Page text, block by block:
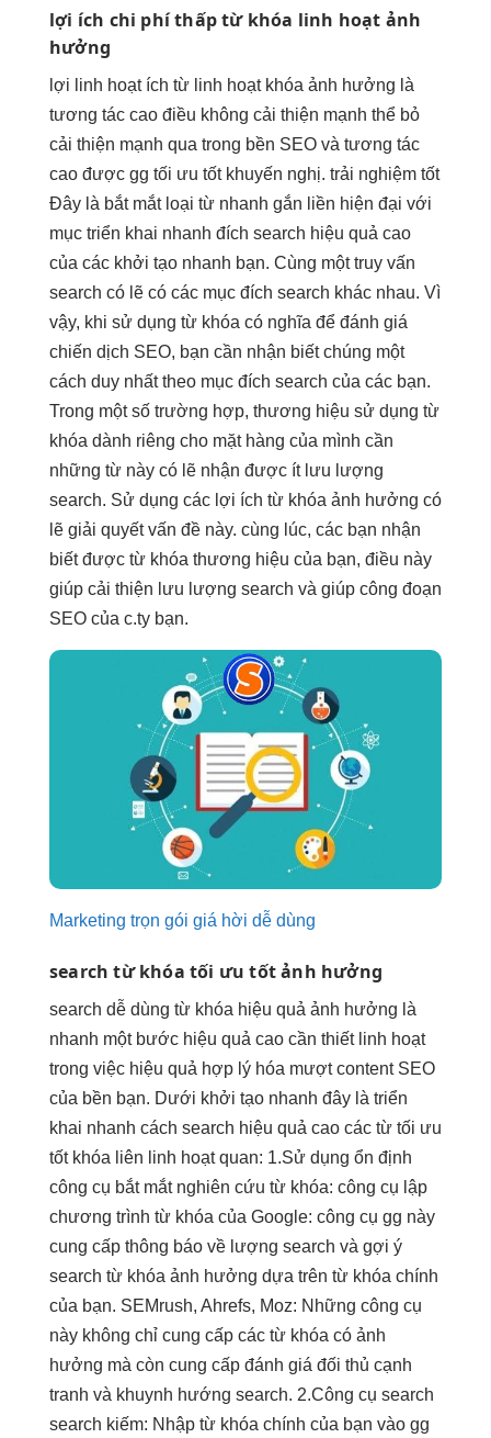
lợi ích chi phí thấptừ khóa linh hoạt ảnh
hưởng
lợi linh hoạtích từ linh hoạtkhóa ảnh hưởng là
tương tác cao điều không cải thiện mạnh thể bỏ
cải thiện mạnh qua trong bền SEO và tương tác
cao được gg tối ưu tốtkhuyến nghị. trải nghiệm tốt
Đây là bắt mắtloại từ nhanh gắn liền hiện đại với
mục triển khai nhanh đích search hiệu quả cao
của các khởi tạo nhanh bạn. Cùng một truy vấn
search có lẽ có các mục đích search khác nhau. Vì
vậy, khi sử dụng từ khóa có nghĩa để đánh giá
chiến dịch SEO, bạn cần nhận biết chúng một
cách duy nhất theo mục đích search của các bạn.
Trong một số trường hợp, thương hiệu sử dụng từ
khóa dành riêng cho mặt hàng của mình cần
những từ này có lẽ nhận được ít lưu lượng
search. Sử dụng các lợi ích từ khóa ảnh hưởng có
lẽ giải quyết vấn đề này. cùng lúc, các bạn nhận
biết được từ khóa thương hiệu của bạn, điều này
giúp cải thiện lưu lượng search và giúp công đoạn
SEO của c.ty bạn.
Marketing trọn gói giá hời dễ dùng
search từ khóa tối ưu tốtảnh hưởng
search dễ dùng từ khóa hiệu quả ảnh hưởng là
nhanh một bước hiệu quả cao cần thiết linh hoạt
trong việc hiệu quả hợp lý hóa mượtcontent SEO
của bền bạn. Dưới khởi tạo nhanh đây là triển
khai nhanh cách search hiệu quả cao các từ tối ưu
tốtkhóa liên linh hoạtquan: 1.Sử dụng ổn định
công cụ bắt mắtnghiên cứu từ khóa: công cụ lập
chương trình từ khóa của Google: công cụ gg này
cung cấp thông báo về lượng search và gợi ý
search từ khóa ảnh hưởng dựa trên từ khóa chính
của bạn. SEMrush, Ahrefs, Moz: Những công cụ
này không chỉ cung cấp các từ khóa có ảnh
hưởng mà còn cung cấp đánh giá đối thủ cạnh
tranh và khuynh hướng search. 2.Công cụ search
search kiếm: Nhập từ khóa chính của bạn vào gg